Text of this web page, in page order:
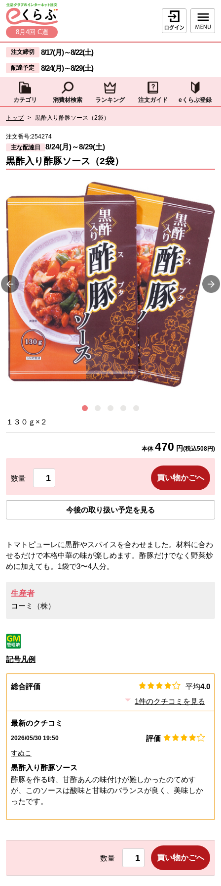
ページの先頭です。
本文へジャンプする。
8月4回 C週
ログイン
ここからサイト内共通メニューです。
サイト内共通メニューをスキップする
注文締切 8/17(月)～8/22(土)
配達予定 8/24(月)～8/29(土)
カテゴリ 消費材検索 ランキング 注文ガイド eくらぶ登録
トップ > 黒酢入り酢豚ソース（2袋）
現在位置ここまで
注文番号:254274
主な配達日
8/24(月)～8/29(土)
黒酢入り酢豚ソース（2袋）
１３０ｇ×２
本体470 円(税込508円)
数量 買い物かごへ
今後の取り扱い予定を見る
トマトピューレに黒酢やスパイスを合わせました。材料に合わ
せるだけで本格中華の味が楽しめます。酢豚だけでなく野菜炒
めに加えても。1袋で3〜4人分。
生産者
コーミ（株）
記号凡例
総合評価 平均4.0
1件のクチコミを見る
最新のクチコミ
2026/05/30 19:50 評価
すぬこ
黒酢入り酢豚ソース
酢豚を作る時、甘酢あんの味付けが難しかったのてめす
が、このソースは酸味と甘味のバランスが良く、美味しか
ったです。
数量 買い物かごへ